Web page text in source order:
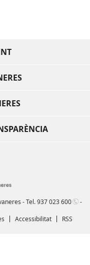
- Tel.937 023 600
-
Accessibilitat
RSS